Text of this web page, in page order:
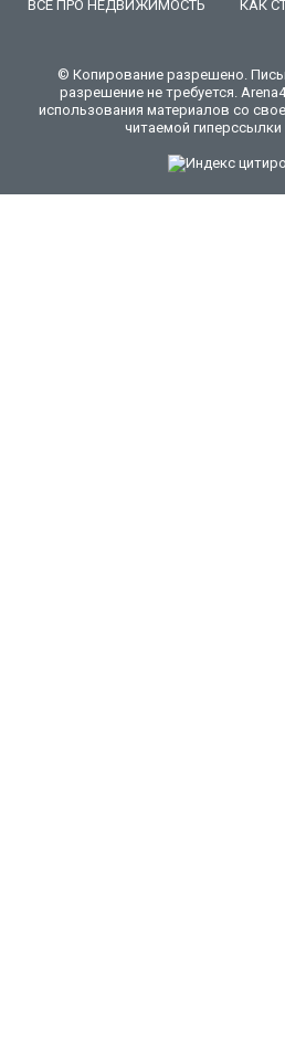
ВСЕ ПРО НЕДВИЖИМОСТЬ
КАК
© Копирование разрешено.
разрешение не требуется.
использования материалов со
читаемой гиперссылки